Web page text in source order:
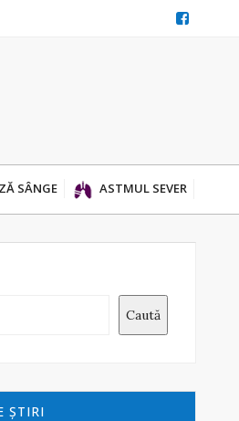
SÂNGE ASTMUL SEVER
Caută
ŞTIRI